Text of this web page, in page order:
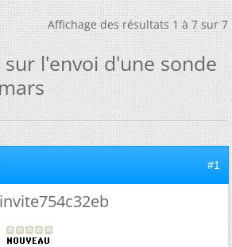
Affichage des résultats 1 à 7 sur 7
sur l'envoi d'une sonde
#1
invite754c32eb